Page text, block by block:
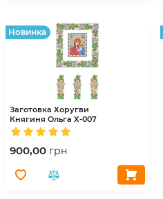
Hовинка
Заготовка Хоругви
Княгиня Ольга Х-007
900,00 грн